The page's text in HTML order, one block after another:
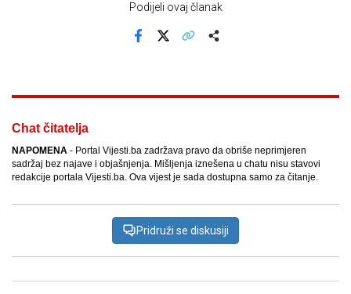
Podijeli ovaj članak
Chat čitatelja
NAPOMENA - Portal Vijesti.ba zadržava pravo da obriše neprimjeren
sadržaj bez najave i objašnjenja. Mišljenja iznešena u chatu nisu stavovi
redakcije portala Vijesti.ba. Ova vijest je sada dostupna samo za čitanje.
Pridruži se diskusiji